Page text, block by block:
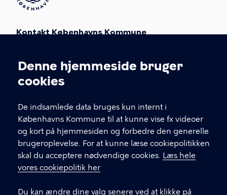
Cookieindstillinger
Denne hjemmeside bruger
cookies
De indsamlede data bruges kun internt i
Københavns Kommune til at kunne vise fx videoer
og kort på hjemmesiden og forbedre den generelle
brugeroplevelse. For at kunne læse cookiepolitikken
skal du acceptere nødvendige cookies. Læs hele
vores cookiepolitik her
Du kan ændre dine valg senere ved at klikke på
Kontakt Københavns Kommune
l
.
Find andre kontakter her
GENVEJE
Hvis du vil klage
Digital Post